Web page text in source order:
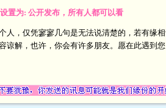
置为: 公开发布，所有人都可以看
人，仅凭寥寥几句是无法说清楚的，若有缘
谅解，也许，你会有许多朋友。愿在此遇到